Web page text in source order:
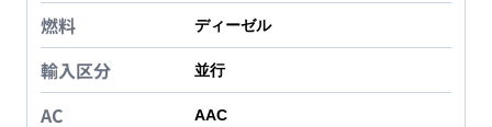
燃料 ディーゼル
輸入区分 並行
AC AAC